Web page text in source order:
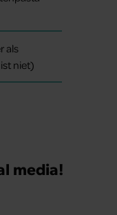
als
niet)
media!